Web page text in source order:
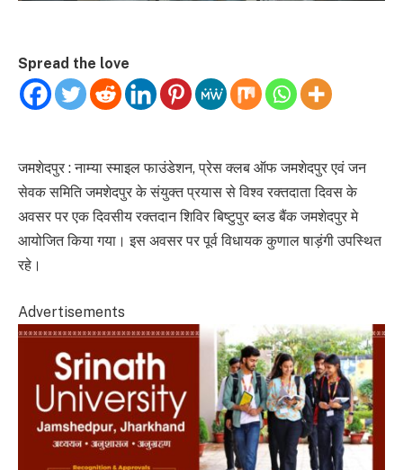
Spread the love
जमशेदपुर : नाम्या स्माइल फाउंडेशन, प्रेस क्लब ऑफ जमशेदपुर एवं जन
सेवक समिति जमशेदपुर के संयुक्त प्रयास से विश्व रक्तदाता दिवस के
अवसर पर एक दिवसीय रक्तदान शिविर बिष्टुपुर ब्लड बैंक जमशेदपुर मे
आयोजित किया गया। इस अवसर पर पूर्व विधायक कुणाल षाड़ंगी उपस्थित
रहे।
Advertisements